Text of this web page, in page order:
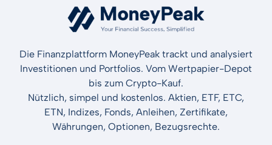
Die Finanzplattform MoneyPeak trackt und analysiert
Investitionen und Portfolios. Vom Wertpapier-Depot
bis zum Crypto-Kauf.
Nützlich, simpel und kostenlos. Aktien, ETF, ETC,
ETN, Indizes, Fonds, Anleihen, Zertifikate,
Währungen, Optionen, Bezugsrechte.